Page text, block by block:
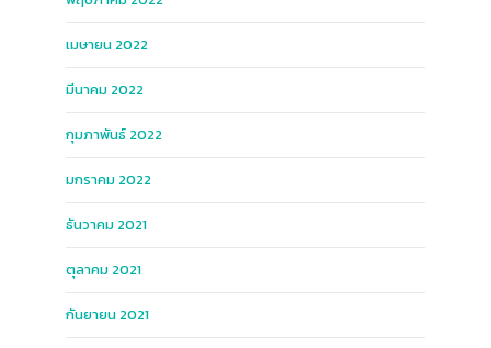
เมษายน 2022
มีนาคม 2022
กุมภาพันธ์ 2022
มกราคม 2022
ธันวาคม 2021
ตุลาคม 2021
กันยายน 2021